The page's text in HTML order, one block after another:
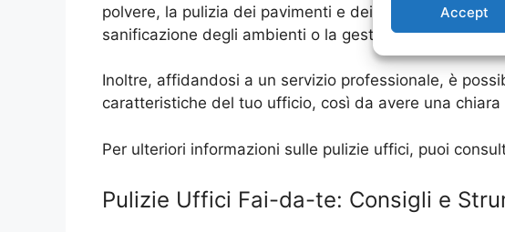
Accept
polvere, la pulizia dei pavimenti e dei bagni, e lo
sanificazione degli ambienti o la gestione delle piante.
Inoltre, affidandosi a un servizio professionale, è
caratteristiche del tuo ufficio, così da avere una
Per ulteriori informazioni sulle pulizie uffici, puoi
Pulizie Uffici Fai-da-te: Consigli e